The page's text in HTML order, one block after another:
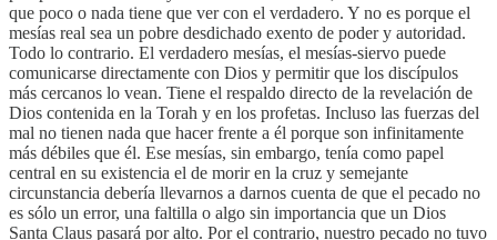
que poco o nada tiene que ver con el verdadero. Y no es porque el
mesías real sea un pobre desdichado exento de poder y autoridad.
Todo lo contrario. El verdadero mesías, el mesías-siervo puede
comunicarse directamente con Dios y permitir que los discípulos
más cercanos lo vean. Tiene el respaldo directo de la revelación de
Dios contenida en la Torah y en los profetas. Incluso las fuerzas del
mal no tienen nada que hacer frente a él porque son infinitamente
más débiles que él. Ese mesías, sin embargo, tenía como papel
central en su existencia el de morir en la cruz y semejante
circunstancia debería llevarnos a darnos cuenta de que el pecado no
es sólo un error, una faltilla o algo sin importancia que un Dios
Santa Claus pasará por alto. Por el contrario, nuestro pecado no tuvo